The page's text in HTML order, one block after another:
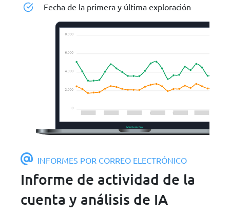
Fecha de la primera y última exploración
INFORMES POR CORREO ELECTRÓNICO
Informe de actividad de la
cuenta y análisis de IA